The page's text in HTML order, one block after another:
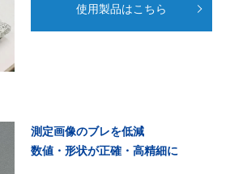
使用製品はこちら
測定画像のブレを低減
数値・形状が正確・高精細に